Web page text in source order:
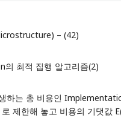
– (42)
의 최적 집행 알고리즘(2)
하는 총 비용인
제한해 놓고 비용의 기댓값